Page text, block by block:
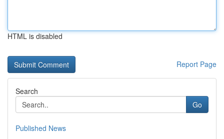
HTML is disabled
Report Page
Search
Go
Published News